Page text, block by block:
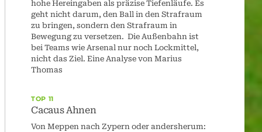
hohe Hereingaben als präzise Tiefenläufe. Es
geht nicht darum, den Ball in den Strafraum
zu bringen, sondern den Strafraum in
Bewegung zu versetzen. Die Außenbahn ist
bei Teams wie Arsenal nur noch Lockmittel,
nicht das Ziel. Eine Analyse von Marius
Thomas
TOP 11
Cacaus Ahnen
Von Meppen nach Zypern oder andersherum: